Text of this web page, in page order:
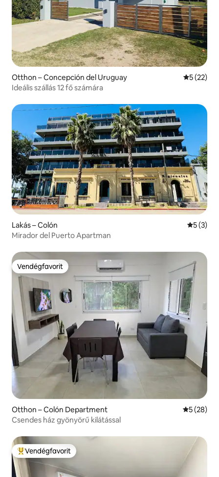
Otthon – Concepción del Uruguay Átlagos
5 (22)
Ideális szállás 12 fő számára
Lakás – Colón Átlagos
5 (3)
Mirador del Puerto Apartman
Vendégfavorit
Vendégfavorit
Otthon – Colón Department Átlagos
5 (28)
Csendes ház gyönyörű kilátással
Kiemelt vendégfavorit
Vendégfavorit